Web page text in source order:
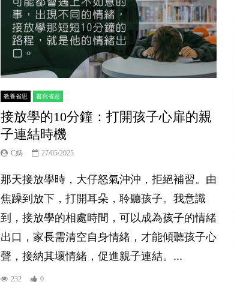
教養省思 書寫省思
接放學的10分鐘：打開孩子心扉的親
子連結時機
C媽 27/05/2025
那天接放學時，大仔怒氣沖沖，拒絕補習。由
焦躁到放下，打開耳朵，聆聽孩子。我意識
到，接放學的相處時間，可以成為孩子的情緒
出口，家長需清空自身情緒，才能傾聽孩子心
聲，接納其壞情緒，促進親子連結。...
232 0